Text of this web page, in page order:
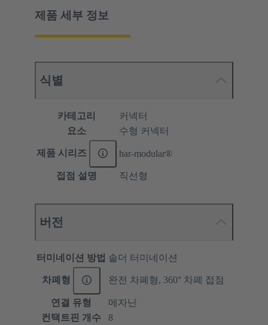
제품 세부 정보
식별
카테고리
커넥터
요소
수형 커넥터
제품 시리즈 har-modular®
접점 설명 직선형
버전
터미네이션 방법 솔더 터미네이션
차폐형 완전 차폐형, 360° 차폐 접점
연결 유형
메자닌
컨택트핀 개수
8